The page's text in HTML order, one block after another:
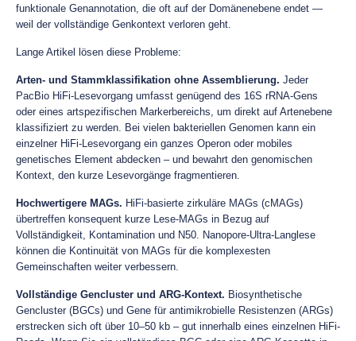
funktionale Genannotation, die oft auf der Domänenebene endet —
weil der vollständige Genkontext verloren geht.
Lange Artikel lösen diese Probleme:
Arten- und Stammklassifikation ohne Assemblierung. Jeder
PacBio HiFi-Lesevorgang umfasst genügend des 16S rRNA-Gens
oder eines artspezifischen Markerbereichs, um direkt auf Artenebene
klassifiziert zu werden. Bei vielen bakteriellen Genomen kann ein
einzelner HiFi-Lesevorgang ein ganzes Operon oder mobiles
genetisches Element abdecken – und bewahrt den genomischen
Kontext, den kurze Lesevorgänge fragmentieren.
Hochwertigere MAGs. HiFi-basierte zirkuläre MAGs (cMAGs)
übertreffen konsequent kurze Lese-MAGs in Bezug auf
Vollständigkeit, Kontamination und N50. Nanopore-Ultra-Langlese
können die Kontinuität von MAGs für die komplexesten
Gemeinschaften weiter verbessern.
Vollständige Gencluster und ARG-Kontext. Biosynthetische
Gencluster (BGCs) und Gene für antimikrobielle Resistenzen (ARGs)
erstrecken sich oft über 10–50 kb – gut innerhalb eines einzelnen HiFi-